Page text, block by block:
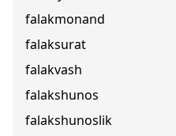
falakmonand
falaksurat
falakvash
falakshunos
falakshunoslik